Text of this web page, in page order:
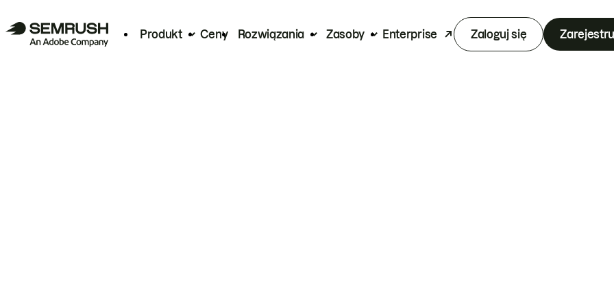
Produkt Ceny Rozwiązania Zasoby Enterprise Zaloguj się